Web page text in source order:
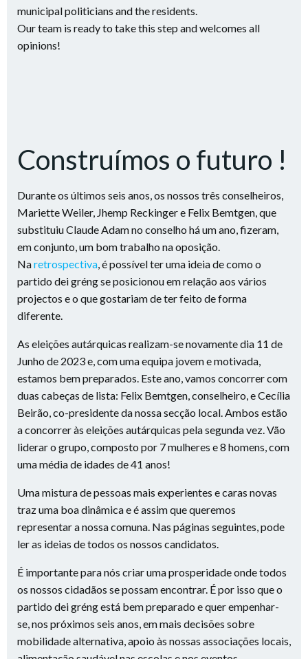
Construímos o futuro !
projectos e o que gostariam de ter feito de forma
As eleições autárquicas realizam-se novamente dia 11 de
Junho de 2023 e, com uma equipa jovem e motivada,
estamos bem preparados. Este ano, vamos concorrer com
duas cabeças de lista: Felix Bemtgen, conselheiro, e Cecília
Beirão, co-presidente da nossa secção local. Ambos estão
a concorrer às eleições autárquicas pela segunda vez. Vão
liderar o grupo, composto por 7 mulheres e 8 homens, com
Uma mistura de pessoas mais experientes e caras novas
traz uma boa dinâmica e é assim que queremos
representar a nossa comuna. Nas páginas seguintes, pode
ler as ideias de todos os nossos candidatos.
É importante para nós criar uma prosperidade onde todos
os nossos cidadãos se possam encontrar. É por isso que o
partido dei gréng está bem preparado e quer empenhar-
se, nos próximos seis anos, em mais decisões sobre
mobilidade alternativa, apoio às nossas associações locais,
alimentação saudável nas escolas e nos eventos
comunitários, preservação da biodiversidade e modelos
Queremos criar um espaço onde jovens e pessoas
experientes possam participar activamente nos processos
de decisão e motivá-los a tomar parte na formação da
nossa comunidade. Para o partido dei gréng, é importante
que a coesão seja incentivada através de câmbios